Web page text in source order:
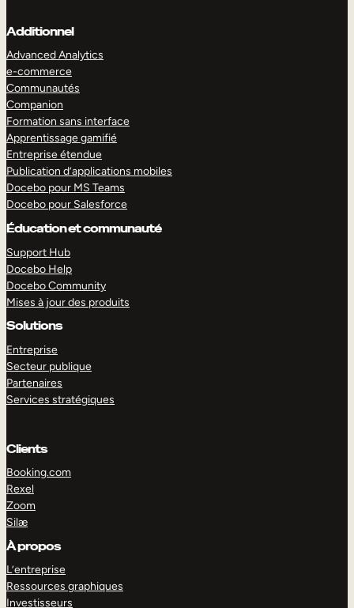
Additionnel
Advanced Analytics
e-commerce
Communautés
Companion
Formation sans interface
Apprentissage gamifié
Entreprise étendue
Publication d’applications mobiles
Docebo pour MS Teams
Docebo pour Salesforce
Éducation et communauté
Support Hub
Docebo Help
Docebo Community
Mises à jour des produits
Solutions
Entreprise
Secteur publique
Partenaires
Services stratégiques
Clients
Booking.com
Rexel
Zoom
Silæ
À propos
L’entreprise
Ressources graphiques
Investisseurs